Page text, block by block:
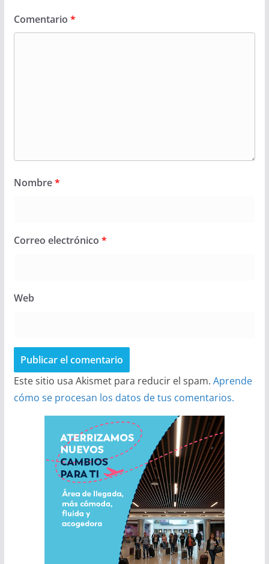
Comentario *
Nombre*
Correo electrónico *
Web
Este sitio usa Akismet para reducir el spam. Aprende
cómo se procesan los datos de tus comentarios.